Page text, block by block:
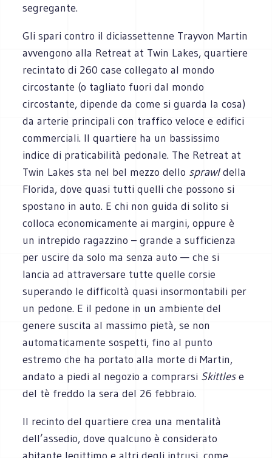
segregante.
Gli spari contro il diciassettenne Trayvon Martin
avvengono alla Retreat at Twin Lakes, quartiere
recintato di 260 case collegato al mondo
circostante (o tagliato fuori dal mondo
circostante, dipende da come si guarda la cosa)
da arterie principali con traffico veloce e edifici
commerciali. Il quartiere ha un bassissimo
indice di praticabilità pedonale. The Retreat at
Twin Lakes sta nel bel mezzo dello sprawldella
Florida, dove quasi tutti quelli che possono si
spostano in auto. E chi non guida di solito si
colloca economicamente ai margini, oppure è
un intrepido ragazzino – grande a sufficienza
per uscire da solo ma senza auto — che si
lancia ad attraversare tutte quelle corsie
superando le difficoltà quasi insormontabili per
un pedone. E il pedone in un ambiente del
genere suscita al massimo pietà, se non
automaticamente sospetti, fino al punto
estremo che ha portato alla morte di Martin,
andato a piedi al negozio a comprarsi Skittlese
del tè freddo la sera del 26 febbraio.
Il recinto del quartiere crea una mentalità
dell’assedio, dove qualcuno è considerato